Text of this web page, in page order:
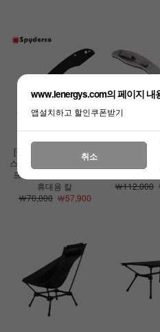
[정품][스파이더코]그래
스호퍼 G10(F) 폴딩 나이
프 EDC 등산 캠핑 낚시
휴대용 칼
￦70,000￦57,900
￦112,000
www.lenergys.com의 페이지 내
앱설치하고 할인쿠폰받기
취소